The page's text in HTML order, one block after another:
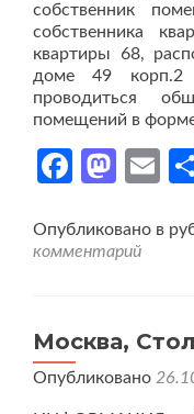
собственник
собственника
квартиры 68,
доме 49 корп.2
проводиться
помещений в
Опубликовано в
комментарий
Москва,
Опубликовано